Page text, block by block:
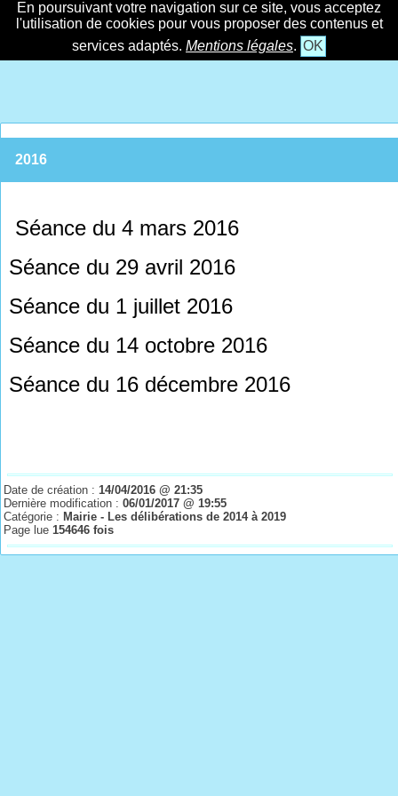
En poursuivant votre navigation sur ce site, vous acceptez
l'utilisation de cookies pour vous proposer des contenus et
services adaptés. Mentions légales. OK
2016
Séance du 4 mars 2016
Séance du 29 avril 2016
Séance du 1 juillet 2016
Séance du 14 octobre 2016
Séance du 16 décembre 2016
Date de création :14/04/2016 @ 21:35
Dernière modification :06/01/2017 @ 19:55
Catégorie : Mairie - Les délibérations de 2014 à 2019
Page lue154646 fois